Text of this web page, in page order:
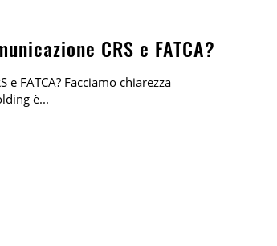
CRS e FATCA?
FATCA? Facciamo chiarezza
è...